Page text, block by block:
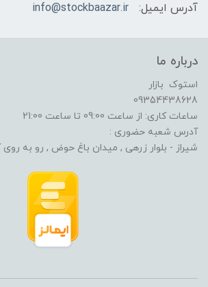
آدرس ایمیل:
info@stockbaazar.ir
درباره ما
استوک بازار
09354438628
ساعات کاری: از ساعت 09:00 تا ساعت 21:00
آدرس شعبه حضوری :
شیراز - بلوار زرهی , میدان باغ حوض , رو به روی